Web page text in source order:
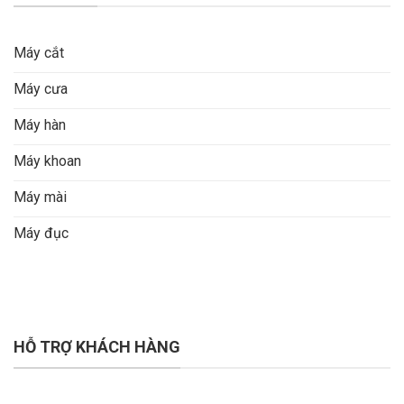
Máy cắt
Máy cưa
Máy hàn
Máy khoan
Máy mài
Máy đục
HỖ TRỢ KHÁCH HÀNG